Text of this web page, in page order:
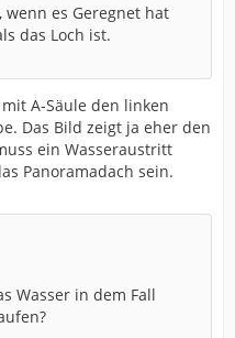
wenn es Geregnet hat
das Loch ist.
A-Säule den linken
Das Bild zeigt ja eher den
ein Wasseraustritt
Panoramadach sein.
Wasser in dem Fall